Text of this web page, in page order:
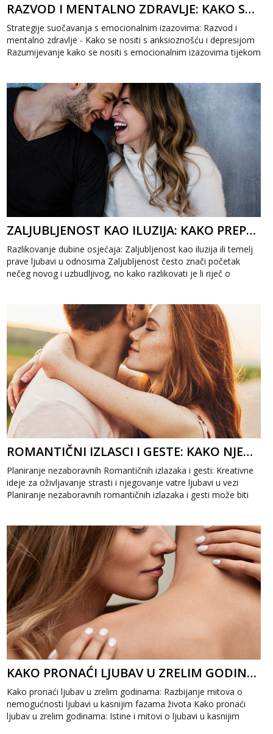
RAZVOD I MENTALNO ZDRAVLJE: KAKO SE NOSITI S ANKSIOZNOŠĆU I DEPRESIJOM
Strategije suočavanja s emocionalnim izazovima: Razvod i
mentalno zdravlje - Kako se nositi s anksioznošću i depresijom
Razumijevanje kako se nositi s emocionalnim izazovima tijekom
ZALJUBLJENOST KAO ILUZIJA: KAKO PREPOZNATI PRAVU LJUBAV U ODNOSIMA
Razlikovanje dubine osjećaja: Zaljubljenost kao iluzija ili temelj
prave ljubavi u odnosima Zaljubljenost često znači početak
nečeg novog i uzbudljivog, no kako razlikovati je li riječ o
ROMANTIČNI IZLASCI I GESTE: KAKO NJEGOVATI VATRU LJUBAVI U VEZI
Planiranje nezaboravnih Romantičnih izlazaka i gesti: Kreativne
ideje za oživljavanje strasti i njegovanje vatre ljubavi u vezi
Planiranje nezaboravnih romantičnih izlazaka i gesti može biti
KAKO PRONAĆI LJUBAV U ZRELIM GODINAMA: ISTINE I MITOVI O LJUBAVI U KASNIJIM FAZAMA ŽIVOTA
Kako pronaći ljubav u zrelim godinama: Razbijanje mitova o
nemogućnosti ljubavi u kasnijim fazama života Kako pronaći
ljubav u zrelim godinama: Istine i mitovi o ljubavi u kasnijim